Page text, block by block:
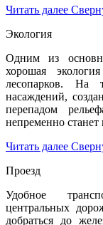
Читать далее
Экология
Одним из
хорошая
лесопарков. На
насаждений,
перепадом
непременно
Читать далее
Проезд
Удобное
центральных
добраться до